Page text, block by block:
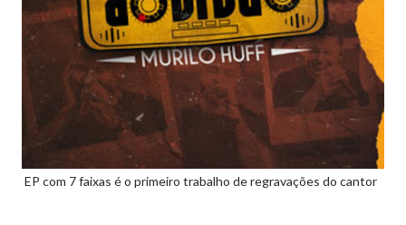
EP com 7 faixas é o primeiro trabalho de regravações do cantor